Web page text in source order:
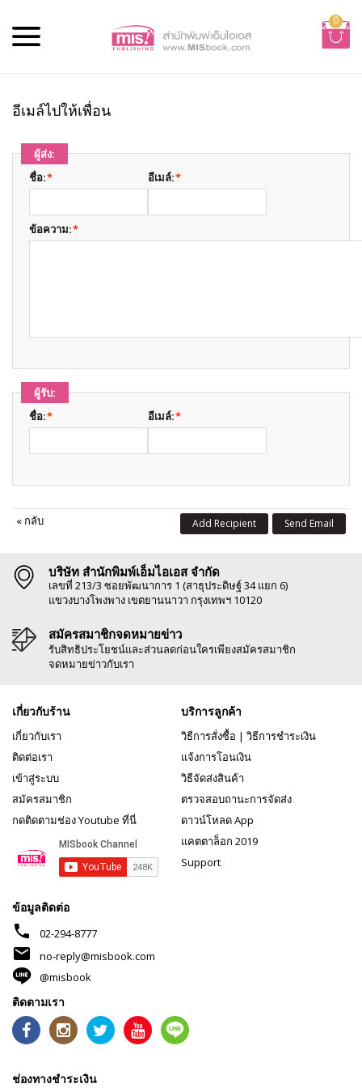
0
อีเมล์ไปให้เพื่อน
ผู้ส่ง:
*
ชื่อ: *
อีเมล์:
*
ข้อความ:
ผู้รับ:
*
ชื่อ: *
อีเมล์:
« กลับ Send Email
Add Recipient
บริษัท สำนักพิมพ์เอ็มไอเอส จำกัด
เลขที่ 213/3 ซอยพัฒนาการ 1 (สาธุประดิษฐ์ 34 แยก 6)
แขวงบางโพงพาง เขตยานนาวา กรุงเทพฯ 10120
สมัครสมาชิกจดหมายข่าว
รับสิทธิประโยชน์และส่วนลดก่อนใครเพียงสมัครสมาชิก
จดหมายข่าวกับเรา
เกี่ยวกับร้าน
เกี่ยวกับเรา
ติดต่อเรา
เข้าสู่ระบบ
สมัครสมาชิก
กดติดตามช่อง Youtube ที่นี่
บริการลูกค้า
วิธีการสั่งซื้อ | วิธีการชำระเงิน
แจ้งการโอนเงิน
วิธีจัดส่งสินค้า
ตรวจสอบถานะการจัดส่ง
ดาวน์โหลด App
แคตตาล็อก 2019
Support
ข้อมูลติดต่อ
phone 02-294-8777
mail
no-reply@misbook.com
@misbook
ติดตามเรา
ช่องทางชำระเงิน